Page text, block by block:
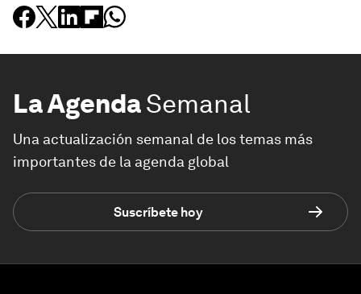
La AgendaSemanal
Una actualización semanal de los temas más
importantes de la agenda global
Suscríbete hoy